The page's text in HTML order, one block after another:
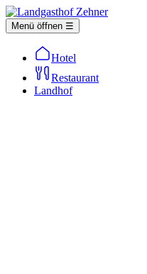
Menü öffnen ☰
Hotel
Restaurant
Landhof